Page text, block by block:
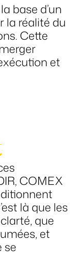
base d’un
la réalité du
Cette
et
COMEX
là que les
que
et
se